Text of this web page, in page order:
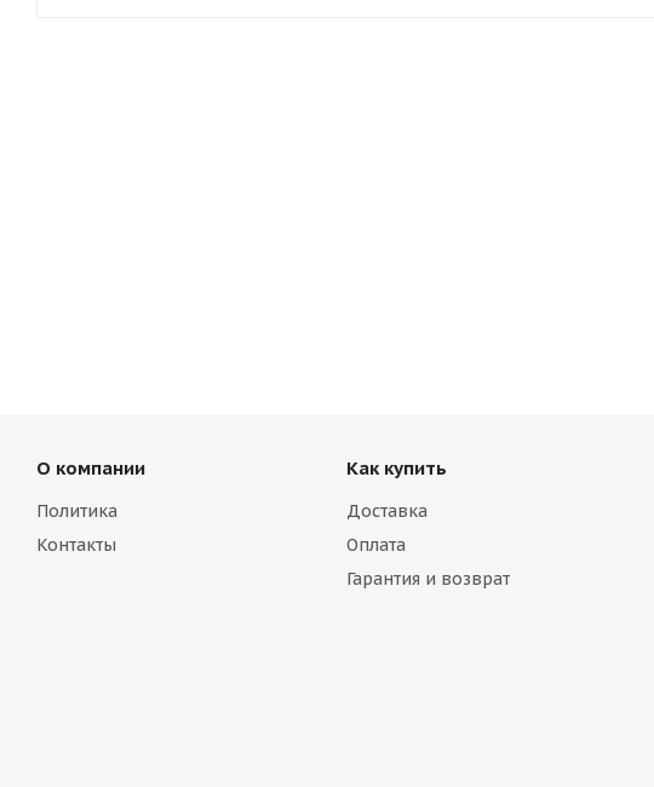
О компании
Политика
Контакты
Как купить
Доставка
Оплата
Гарантия и возврат